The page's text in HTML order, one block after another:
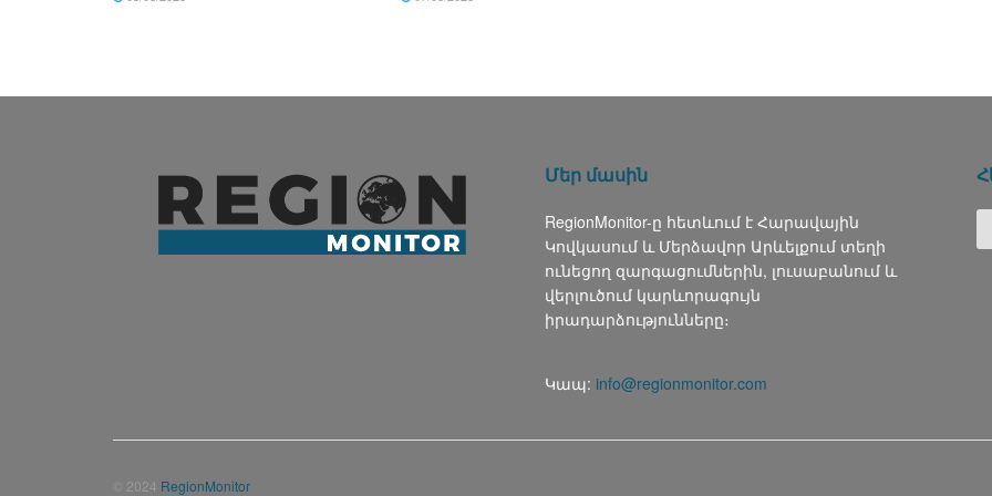
Մեր մասին
RegionMonitor-ը հետևում է Հարավային
Կովկասում և Մերձավոր Արևելքում տեղի
ունեցող զարգացումներին, լուսաբանում և
վերլուծում կարևորագույն
իրադարձությունները։
Կապ: info@regionmonitor.com
© 2024 RegionMonitor